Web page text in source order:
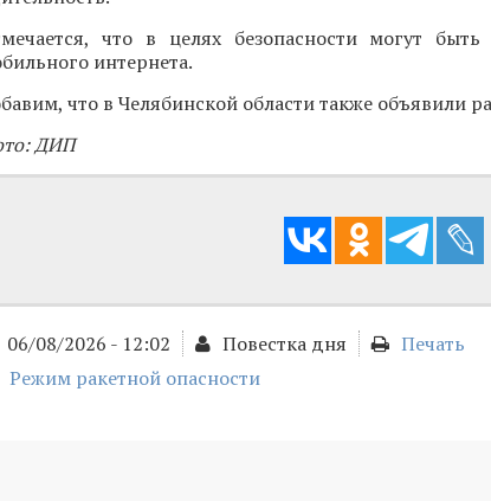
что в целях безопасности могут
интернета.
что в Челябинской области также объявили
ДИП
06/08/2026 - 12:02 Повестка дня
Печать
Режим ракетной опасности